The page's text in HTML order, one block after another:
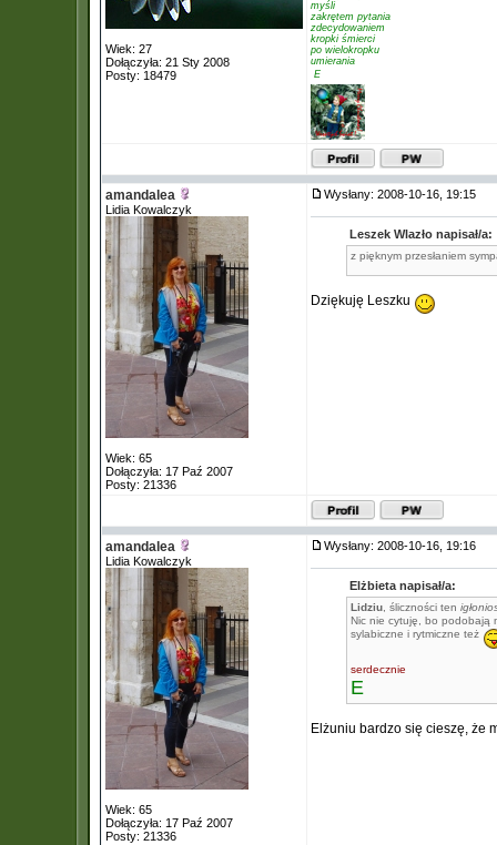
Wiek: 27
Dołączyła: 21 Sty 2008
Posty: 18479
myśli
zakrętem pytania
zdecydowaniem
kropki śmierci
po wielokropku
umierania
 E
amandalea
Lidia Kowalczyk
Wiek: 65
Dołączyła: 17 Paź 2007
Posty: 21336
Wysłany: 2008-10-16, 19:15
Leszek Wlazło napisał/a:
z pięknym przesłaniem
Dziękuję Leszku
amandalea
Lidia Kowalczyk
Wiek: 65
Dołączyła: 17 Paź 2007
Posty: 21336
Wysłany: 2008-10-16, 19:16
Elżbieta napisał/a:
Lidziu, śliczności ten
Nic nie cytuję, bo podobają
sylabiczne i rytmiczne też
serdecznie
E
Elżuniu bardzo się cieszę, że